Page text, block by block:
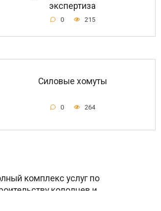
экспертиза
0 215
Силовые хомуты
0 264
комплекс услуг по
колодцев и